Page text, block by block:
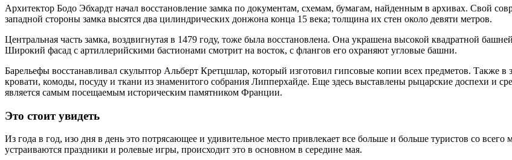
Архитектор Бодо Эбхардт начал восстановление замка по документам, схемам, бумагам, найденным в архивах. Свой
западной стороны замка высятся два цилиндрических донжона конца 15 века; толщина их стен около девяти метров.
Центральная часть замка, воздвигнутая в 1479 году, тоже была восстановлена. Она украшена высокой квадратной
Широкий фасад с артиллерийскими бастионами смотрит на восток, с флангов его охраняют угловые башни.
Барельефы восстанавливал скульптор Альберт Кретцшлар, который изготовил гипсовые копии всех предметов. Также
кровати, комоды, посуду и ткани из знаменитого собрания Липперхайде. Еще здесь выставлены рыцарские доспехи и
является самым посещаемым историческим памятником Франции.
Это стоит увидеть
Из года в год, изо дня в день это потрясающее и удивительное место привлекает все больше и больше туристов со
устраиваются праздники и ролевые игры, происходит это в основном в середине мая.